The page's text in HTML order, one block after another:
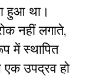
हुआ था।
नहीं लगाते,
में स्थापित
उपद्रव हो